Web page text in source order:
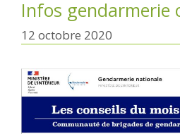
Infos gendarmerie
12 octobre 2020